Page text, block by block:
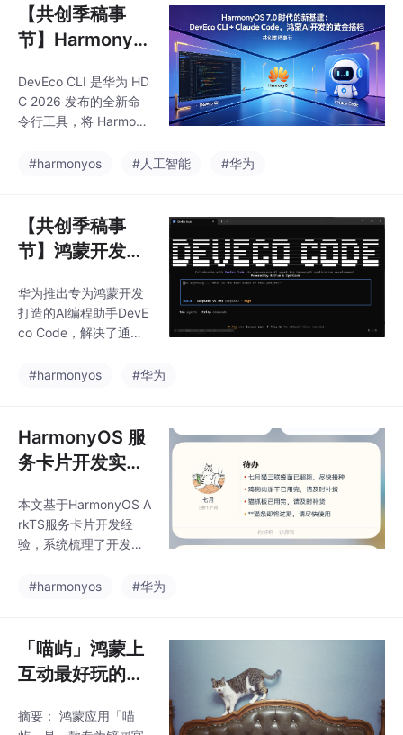
的完
出分层优化路径：首先
消除资源读取冗余（CP
U占用降低5%），然后
提减少300-1500次/帧
运算，EMA计算提速3-
5倍），采用全量计算
复遍历数据。关键优化
提、函数内联消除
【共创季稿事
节】HarmonyO
基建 ：DevEco
CLI + Claude C
发的黄金搭档
DevEco CLI 是华为 HD
C 2026 发布的全新命
令行工具，将 Harmony
r、hdc、ohpm、模拟
ll 机制，让 Claude Cod
e 等任何 AI Agent 可直
接调用鸿蒙工程创建、
档检索等完整能力。本
文详解安装、核心命
令、技能市场，并手把
Co
#harmonyos #人工智能 #华为
【共创季稿事
节】鸿蒙开发新
Code 安装配置
与 DeepSeek
华为推出专为鸿蒙开发
打造的AI编程助手DevE
co Code，解决了通用A
发中水土不服的问题。
语法检查、Hvigor构建
等鸿蒙专属能力，支持
通过自然语言指令自动
全流程。提供Build/Pla
n/Goal三种工作模式，
覆盖日常开发、代码分
景。用户可自由接入De
#harmonyos #华为
HarmonyOS 服
务卡片开发实
坑
本文基于HarmonyOS A
rkTS服务卡片开发经
验，系统梳理了开发流
绍了服务卡片作为信息
共享机制。接着对比了
动态卡片与静态卡片的
差异，指出动态卡片更
景。重点讲解了卡片开
#harmonyos #华为
「喵屿」鸿蒙上
互动最好玩的宠
摘要： 鸿蒙应用「喵